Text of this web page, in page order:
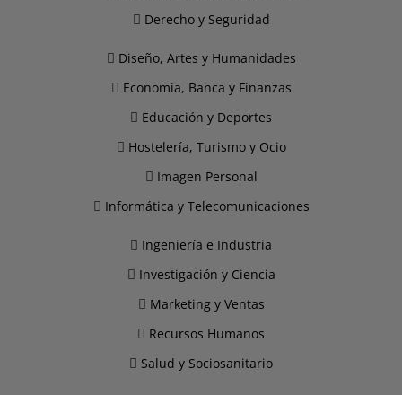
Derecho y Seguridad
Diseño, Artes y Humanidades
Economía, Banca y Finanzas
Educación y Deportes
Hostelería, Turismo y Ocio
Imagen Personal
Informática y Telecomunicaciones
Ingeniería e Industria
Investigación y Ciencia
Marketing y Ventas
Recursos Humanos
Salud y Sociosanitario